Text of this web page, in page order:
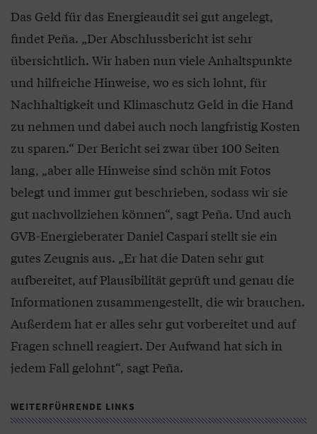
Das Geld für das Energieaudit sei gut angelegt,
findet Peña. „Der Abschlussbericht ist sehr
übersichtlich. Wir haben nun viele Anhaltspunkte
und hilfreiche Hinweise, wo es sich lohnt, für
Nachhaltigkeit und Klimaschutz Geld in die Hand
zu nehmen und dabei auch noch langfristig Kosten
zu sparen.“ Der Bericht sei zwar über 100 Seiten
lang, „aber alle Hinweise sind schön mit Fotos
belegt und immer gut beschrieben, sodass wir sie
gut nachvollziehen können“, sagt Peña. Und auch
GVB-Energieberater Daniel Caspari stellt sie ein
gutes Zeugnis aus. „Er hat die Daten sehr gut
aufbereitet, auf Plausibilität geprüft und genau die
Informationen zusammengestellt, die wir brauchen.
Außerdem hat er alles sehr gut vorbereitet und auf
Fragen schnell reagiert. Der Aufwand hat sich in
jedem Fall gelohnt“, sagt Peña.
WEITERFÜHRENDE LINKS